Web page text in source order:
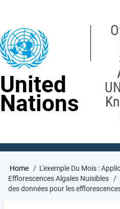
content
United
Nations
Breadcrumb
Home
L'exemple Du Mois :
Efflorescences Algales Nuisibles
des données pour les